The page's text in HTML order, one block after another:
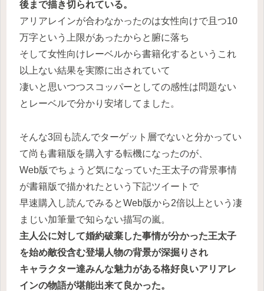
後まで描き切られている。
アリアレインが合わなかったのは女性向けで且つ10
万字という上限があったからと腑に落ち
そして女性向けレーベルから書籍化するというこれ
以上ない結果を実際に出されていて
凄いと思いつつスコッパーとしての感性は問題ない
とレーベルで分かり安堵してました。
そんな3回も読んでターゲット層でないと分かってい
て尚も書籍版を購入する転機になったのが、
Web版でちょうど気になっていた王太子の背景事情
が書籍版で描かれたという下記ツイートで
早速購入し読んでみるとWeb版から2倍以上という凄
まじい加筆量で知らない描写の嵐。
主人公に対して婚約破棄した事情が分かった王太子
を始め敵役含む登場人物の背景が深掘りされ
キャラクター達みんな魅力がある格好良いアリアレ
インの物語が堪能出来て良かった。